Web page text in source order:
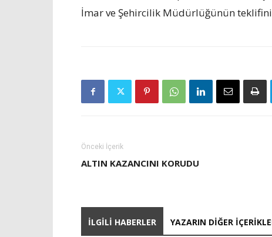
İmar ve Şehircilik Müdürlüğünün
Önceki İçerik
ALTIN KAZANCINI KORUDU
İLGILI HABERLER YAZARIN DIĞER